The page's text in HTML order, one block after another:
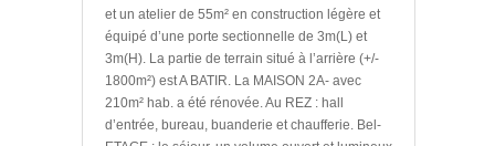
et un atelier de 55m² en construction légère et
équipé d’une porte sectionnelle de 3m(L) et
3m(H). La partie de terrain situé à l’arrière (+/-
1800m²) est A BATIR. La MAISON 2A- avec
210m² hab. a été rénovée. Au REZ : hall
d’entrée, bureau, buanderie et chaufferie. Bel-